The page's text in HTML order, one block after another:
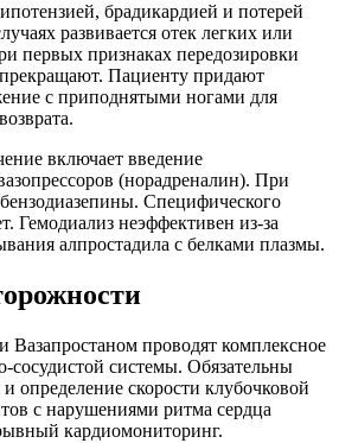
брадикардией и потерей
развивается отек легких или
первых признаках передозировки
Пациенту придают
с приподнятыми ногами для
включает введение
(норадреналин). При
Специфического
Гемодиализ неэффективен из-за
алпростадила с белками плазмы.
Вазапростаном проводят комплексное
сосудистой системы. Обязательны
определение скорости клубочковой
с нарушениями ритма сердца
кардиомониторинг.